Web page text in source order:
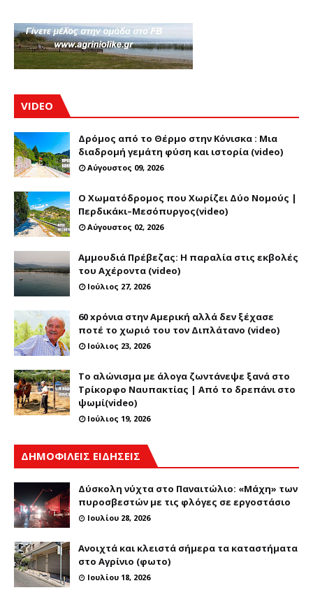
VIDEO
Δρόμος από το Θέρμο στην Κόνισκα : Μια
διαδρομή γεμάτη φύση και ιστορία (video)
Αύγουστος 09, 2026
Ο Χωματόδρομος που Χωρίζει Δύο Νομούς |
Περδικάκι–Μεσόπυργος(video)
Αύγουστος 02, 2026
Αμμουδιά Πρέβεζας: Η παραλία στις εκβολές
του Αχέροντα (video)
Ιούλιος 27, 2026
60 xρόνια στην Αμερική αλλά δεν ξέχασε
ποτέ το χωριό του τον Διπλάτανο (video)
Ιούλιος 23, 2026
Το αλώνισμα με άλογα ζωντάνεψε ξανά στο
Τρίκορφο Ναυπακτίας | Από το δρεπάνι στο
ψωμί(video)
Ιούλιος 19, 2026
ΔΗΜΟΦΙΛΕΙΣ ΕΙΔΗΣΕΙΣ
Δύσκολη νύχτα στο Παναιτώλιο: «Μάχη» των
πυροσβεστών με τις φλόγες σε εργοστάσιο
Ιουλίου 28, 2026
Ανοιχτά και κλειστά σήμερα τα καταστήματα
στο Αγρίνιο (φωτο)
Ιουλίου 18, 2026